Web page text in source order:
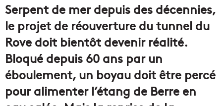
Serpent de mer depuis des décennies,
le projet de réouverture du tunnel du
Rove doit bientôt devenir réalité.
Bloqué depuis 60 ans par un
éboulement, un boyau doit être percé
pour alimenter l’étang de Berre en